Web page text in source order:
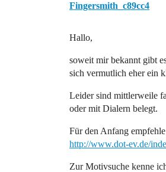
Fingersmith_c89cc4
Hallo,
soweit mir bekannt gibt
sich vermutlich eher ein
Leider sind mittlerweile
oder mit Dialern belegt.
Für den Anfang
http://www.dot-ev.de/
Zur Motivsuche kenne